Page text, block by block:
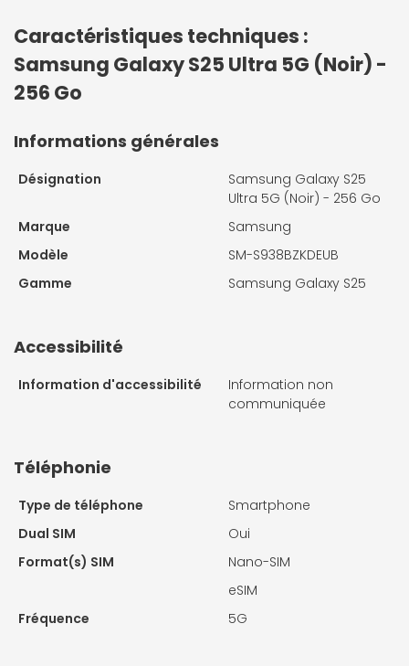
Caractéristiques techniques :
Samsung Galaxy S25 Ultra 5G (Noir) -
256 Go
Informations générales
Désignation
Samsung Galaxy S25
Ultra 5G (Noir) - 256 Go
Marque
Samsung
Modèle
SM-S938BZKDEUB
Gamme
Samsung Galaxy S25
Accessibilité
Information d'accessibilité
Information non
communiquée
Téléphonie
Type de téléphone
Smartphone
Dual SIM
Oui
Format(s) SIM
Nano-SIM
eSIM
Fréquence
5G